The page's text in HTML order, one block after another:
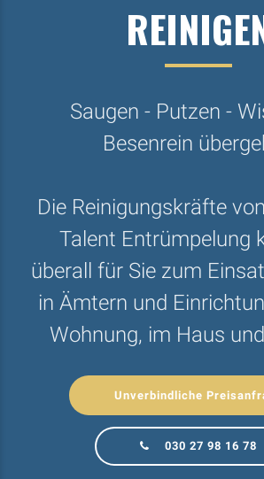
Saugen - Putzen -
Besenrein
Die Reinigungskräfte
Talent Entrümpelung
überall für Sie zum
in Ämtern und
Wohnung, im Haus
Unverbindliche
030 27 98 16 78